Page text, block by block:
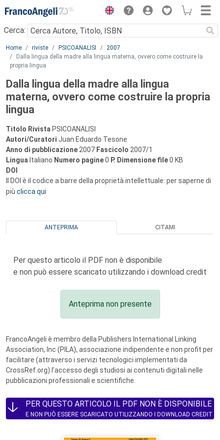
Menu
Cerca:
Main content
Home riviste PSICOANALISI
2007
Dalla lingua della madre alla lingua materna, ovvero come costruire la
propria lingua
Dalla lingua della madre alla lingua
materna, ovvero come costruire la propria
lingua
Titolo Rivista PSICOANALISI
Autori/Curatori Juan Eduardo Tesone
Anno di pubblicazione 2007 Fascicolo 2007/1
Lingua Italiano Numero pagine0 P. Dimensione file0 KB
DOI
Il DOI è il codice a barre della proprietà intellettuale: per saperne di
più clicca qui
ANTEPRIMA CITAMI
Per questo articolo il PDF non è disponibile
e non può essere scaricato utilizzando i download credit
Anteprima non presente
FrancoAngeli è membro della Publishers International Linking
Association, Inc (PILA), associazione indipendente e non profit per
facilitare (attraverso i servizi tecnologici implementati da
CrossRef.org) l’accesso degli studiosi ai contenuti digitali nelle
pubblicazioni professionali e scientifiche.
PER QUESTO ARTICOLO IL PDF NON È DISPONIBILE
E NON PUÒ ESSERE SCARICATO UTILIZZANDO I DOWNLOAD CREDIT